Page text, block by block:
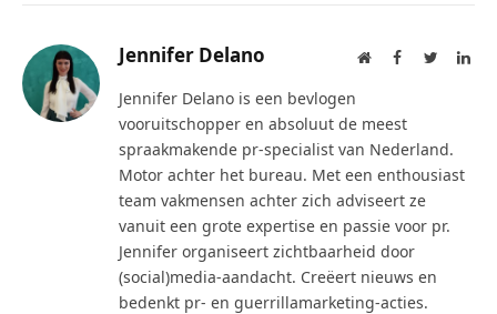
Jennifer Delano WebsiteFacebook
Twitter
Jennifer Delano is een bevlogen
vooruitschopper en absoluut de meest
spraakmakende pr-specialist van Nederland.
Motor achter het bureau. Met een enthousiast
team vakmensen achter zich adviseert ze
vanuit een grote expertise en passie voor pr.
Jennifer organiseert zichtbaarheid door
(social)media-aandacht. Creëert nieuws en
bedenkt pr- en guerrillamarketing-acties.